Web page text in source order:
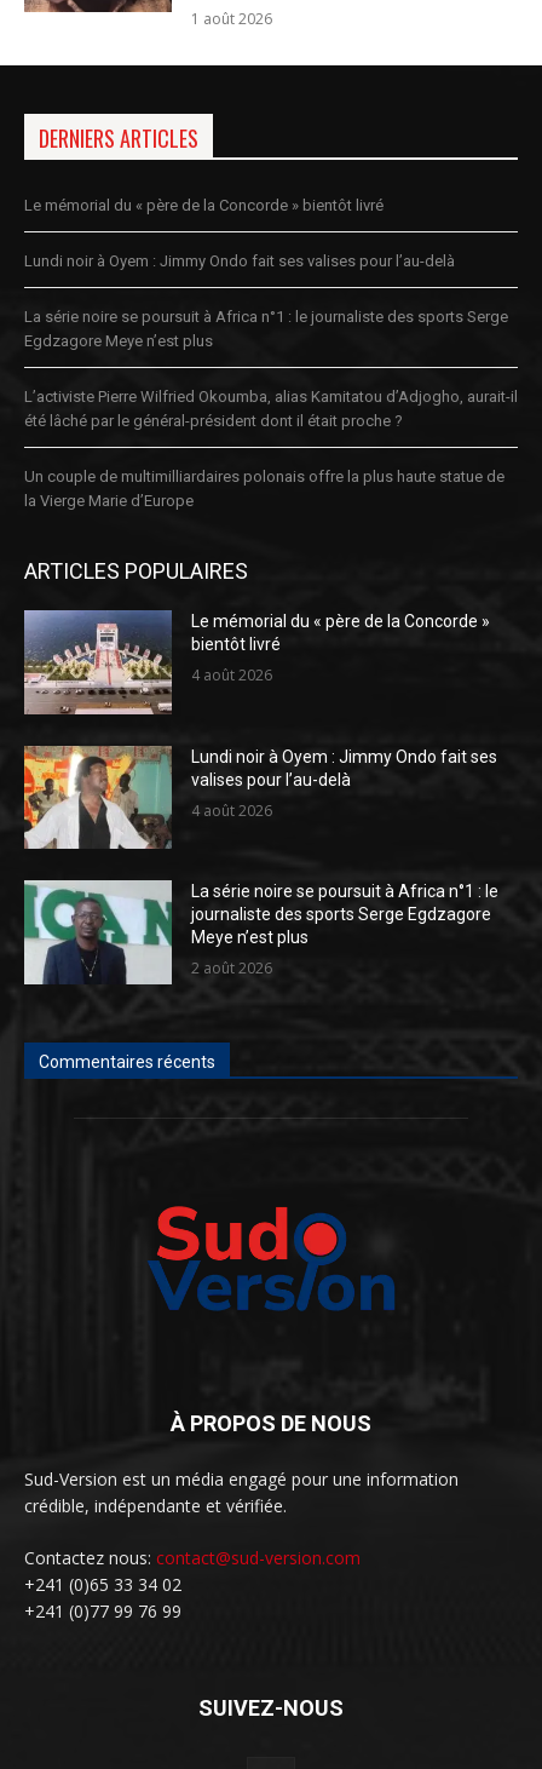
1 août 2026
DERNIERS ARTICLES
Le mémorial du « père de la Concorde » bientôt livré
Lundi noir à Oyem : Jimmy Ondo fait ses valises pour l’au-delà
La série noire se poursuit à Africa n°1 : le journaliste des sports Serge
Egdzagore Meye n’est plus
L’activiste Pierre Wilfried Okoumba, alias Kamitatou d’Adjogho, aurait-il
été lâché par le général-président dont il était proche ?
Un couple de multimilliardaires polonais offre la plus haute statue de
la Vierge Marie d’Europe
ARTICLES POPULAIRES
Le mémorial du « père de la Concorde »
bientôt livré
4 août 2026
Lundi noir à Oyem : Jimmy Ondo fait ses
valises pour l’au-delà
4 août 2026
La série noire se poursuit à Africa n°1 : le
journaliste des sports Serge Egdzagore
Meye n’est plus
2 août 2026
Commentaires récents
À PROPOS DE NOUS
Sud-Version est un média engagé pour une information
crédible, indépendante et vérifiée.
Contactez nous: contact@sud-version.com
+241 (0)65 33 34 02
+241 (0)77 99 76 99
SUIVEZ-NOUS